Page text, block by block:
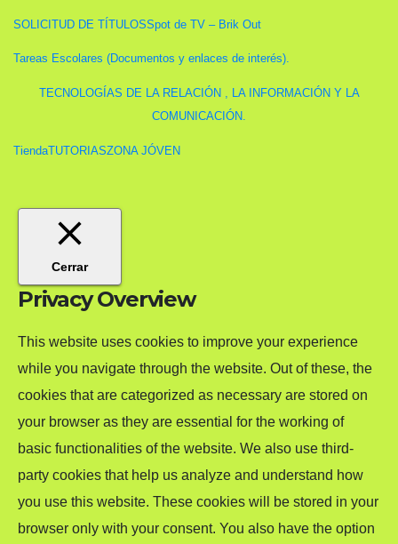
SOLICITUD DE TÍTULOSSpot de TV – Brik Out
Tareas Escolares (Documentos y enlaces de interés).
TECNOLOGÍAS DE LA RELACIÓN , LA INFORMACIÓN Y LA
COMUNICACIÓN.
TiendaTUTORIASZONA JÓVEN
Cerrar
Privacy Overview
This website uses cookies to improve your experience
while you navigate through the website. Out of these, the
cookies that are categorized as necessary are stored on
your browser as they are essential for the working of
basic functionalities of the website. We also use third-
party cookies that help us analyze and understand how
you use this website. These cookies will be stored in your
browser only with your consent. You also have the option